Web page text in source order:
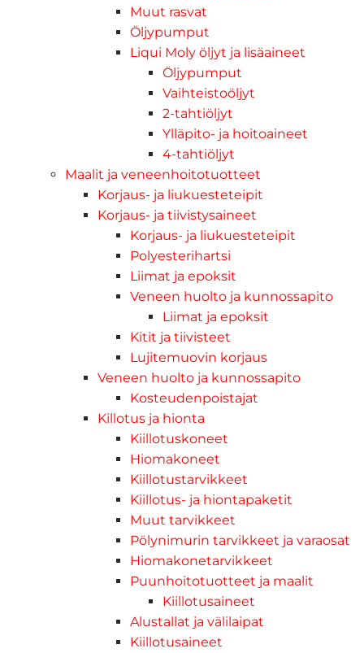
Muut rasvat
Öljypumput
Liqui Moly öljyt ja lisäaineet
Öljypumput
Vaihteistoöljyt
2-tahtiöljyt
Ylläpito- ja hoitoaineet
4-tahtiöljyt
Maalit ja veneenhoitotuotteet
Korjaus- ja liukuesteteipit
Korjaus- ja tiivistysaineet
Korjaus- ja liukuesteteipit
Polyesterihartsi
Liimat ja epoksit
Veneen huolto ja kunnossapito
Liimat ja epoksit
Kitit ja tiivisteet
Lujitemuovin korjaus
Veneen huolto ja kunnossapito
Kosteudenpoistajat
Killotus ja hionta
Kiillotuskoneet
Hiomakoneet
Kiillotustarvikkeet
Kiillotus- ja hiontapaketit
Muut tarvikkeet
Pölynimurin tarvikkeet ja varaosat
Hiomakonetarvikkeet
Puunhoitotuotteet ja maalit
Kiillotusaineet
Alustallat ja välilaipat
Kiillotusaineet